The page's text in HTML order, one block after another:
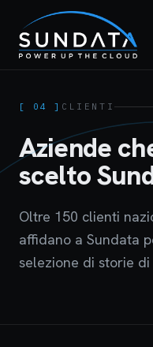
[ 04 ] CLIENTI
Aziende
scelto
Oltre 150 clienti
affidano a Sundata
selezione di storie di